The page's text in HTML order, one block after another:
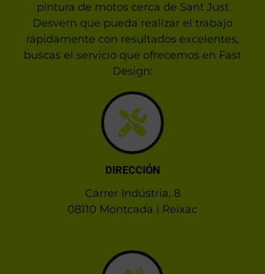
pintura de motos cerca de Sant Just
Desvern que pueda realizar el trabajo
rápidamente con resultados excelentes,
buscas el servicio que ofrecemos en Fast
Design:
DIRECCIÓN
Carrer Indústria, 8
08110 Montcada i Reixac